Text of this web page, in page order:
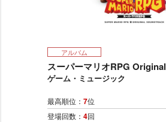
アルバム
スーパーマリオRPG
ゲーム・ミュージック
最高順位： 7位
登場回数： 4回